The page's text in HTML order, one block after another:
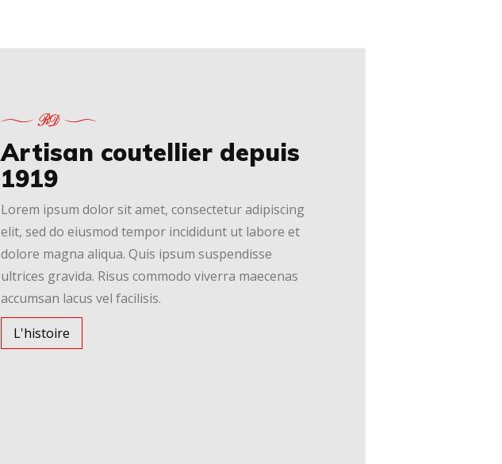
Artisan coutellier depuis
1919
Lorem ipsum dolor sit amet, consectetur adipiscing
elit, sed do eiusmod tempor incididunt ut labore et
dolore magna aliqua. Quis ipsum suspendisse
ultrices gravida. Risus commodo viverra maecenas
accumsan lacus vel facilisis.
L'histoire